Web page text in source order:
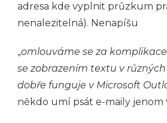
adresa kde vyplnit průzkum
nenalezitelná). Nenapíšu
„omlouváme se za
se zobrazením textu v
dobře funguje v Microsoft
někdo umí psát e-maily